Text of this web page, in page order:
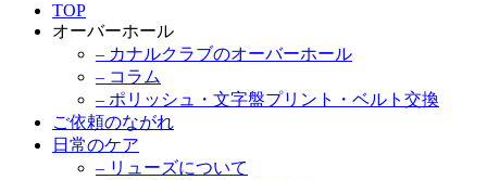
TOP
オーバーホール
– カナルクラブのオーバーホール
– コラム
– ポリッシュ・文字盤プリント・ベルト交換
ご依頼のながれ
日常のケア
– リューズについて